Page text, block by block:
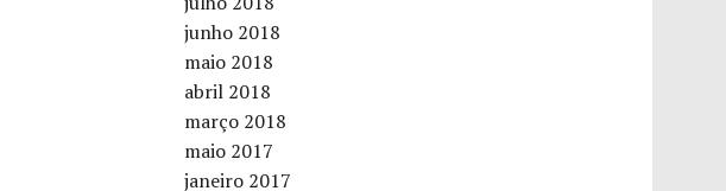
junho 2018
maio 2018
abril 2018
março 2018
maio 2017
janeiro 2017